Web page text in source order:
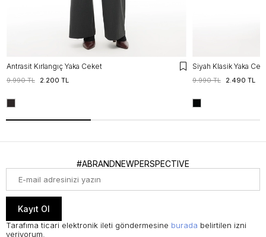
Antrasit Kırlangıç Yaka Ceket
2.200 TL
9.990 TL
Siyah Klasik Yaka
2.490 TL
9.990 TL
#ABRANDNEWPERSPECTIVE
Kayıt Ol
Tarafıma ticari elektronik ileti göndermesine burada belirtilen izni
veriyorum.